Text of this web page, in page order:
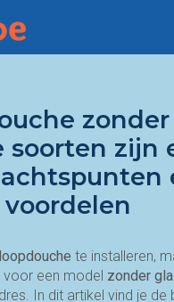
zonder
soorten zijn
voordelen
te installeren,
voor een model zonder
In dit artikel vind je de